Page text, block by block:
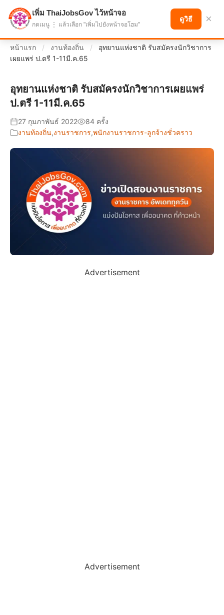
แบ่งปันโอกาส เพื่ออนาคตที่ก้าวหน้า
หน้าแรก / งานท้องถิ่น /
อุทยานแห่งชาติ รับสมัครงนักวิชาการ
เผยแพร่ ป.ตรี 1-11มี.ค.65
อุทยานแห่งชาติ รับสมัครงนักวิชาการเผยแพร่
ป.ตรี 1-11มี.ค.65
27 กุมภาพันธ์ 2022
84 ครั้ง
งานท้องถิ่น,งานราชการ,พนักงานราชการ-ลูกจ้างชั่วคราว
Advertisement
Advertisement
เพิ่ม ThaiJobsGov ไว้หน้าจอ
กดเมนู ⋮ แล้วเลือก "เพิ่มไปยังหน้าจอโฮม"
ดูวิธี ×